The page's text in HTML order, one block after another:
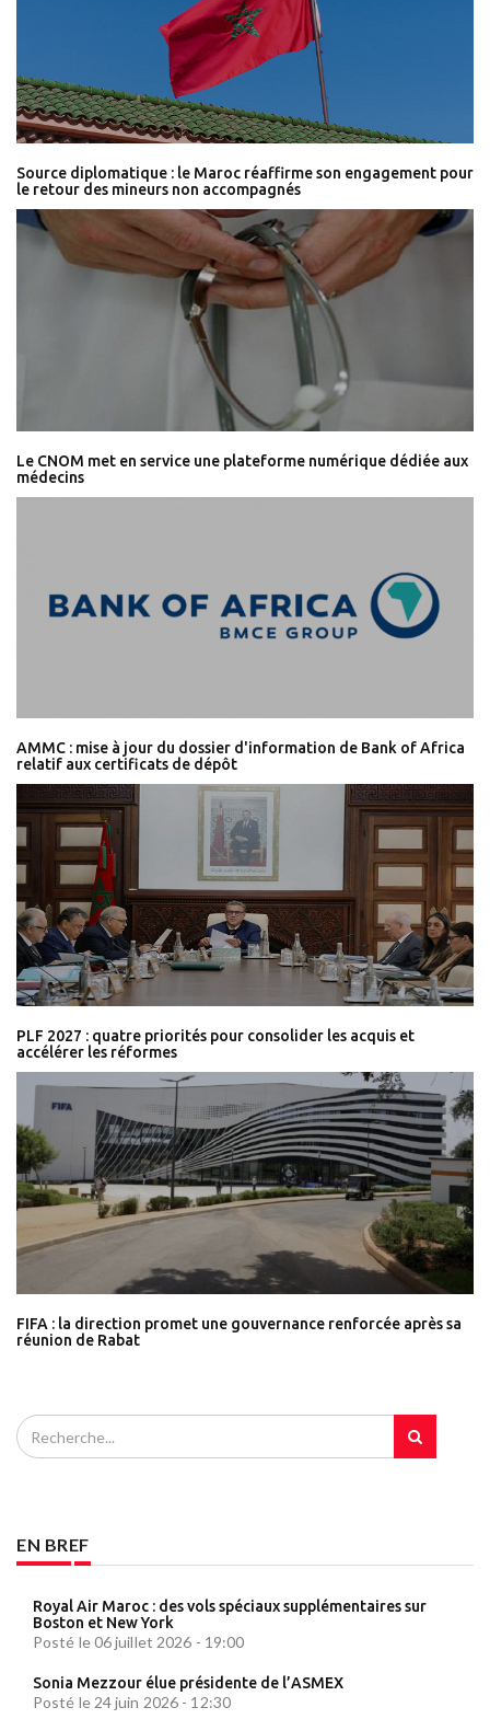
Source diplomatique : le Maroc réaffirme son engagement pour
le retour des mineurs non accompagnés
Le CNOM met en service une plateforme numérique dédiée aux
médecins
AMMC : mise à jour du dossier d'information de Bank of Africa
relatif aux certificats de dépôt
PLF 2027 : quatre priorités pour consolider les acquis et
accélérer les réformes
FIFA : la direction promet une gouvernance renforcée après sa
réunion de Rabat
EN BREF
Royal Air Maroc : des vols spéciaux supplémentaires sur
Boston et New York
Posté le 06 juillet 2026 - 19:00
Sonia Mezzour élue présidente de l’ASMEX
Posté le 24 juin 2026 - 12:30